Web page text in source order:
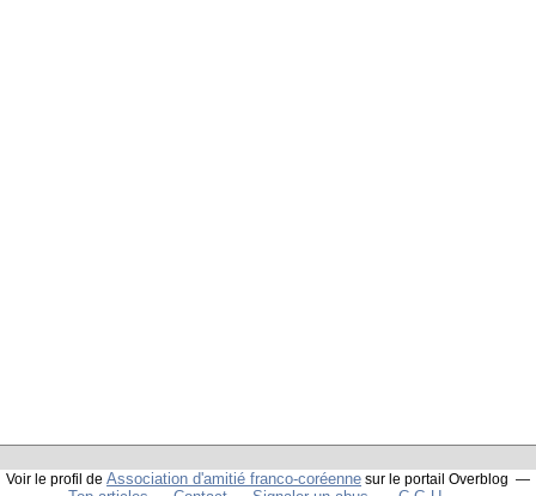
Voir le profil de Association d'amitié franco-coréenne sur le portail Overblog